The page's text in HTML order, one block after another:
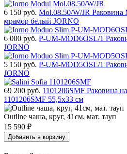
6 150 руб. Mol.08.50/W/JR Раковина
мрамор белый JORNO
6 000 руб. P-UM-MOD6OSL/1
JORNO
5 150 руб. P-UM-MOD5OSL/1
JORNO
69 200 руб. 1101206SMF Раковина
1101206SMF 55,5x33 см
Outline чаша, круг, 41cм, мат. тауп
15 590 ₽
Добавить в корзину